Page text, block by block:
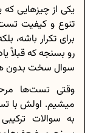
یکی از چیزهایی
تنوع و کیفیت
برای تکرار باشه،
رو بسنجه که قبلاً
سوال سخت بدون
وقتی تست‌ها
میشیم. اولش با
به سوالات